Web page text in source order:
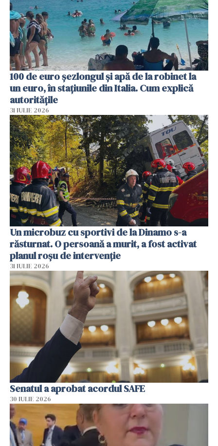
100 de euro șezlongul și apă de la robinet la
un euro, în stațiunile din Italia. Cum explică
autoritățile
31 IULIE 2026
Un microbuz cu sportivi de la Dinamo s-a
răsturnat. O persoană a murit, a fost activat
planul roșu de intervenție
31 IULIE 2026
Senatul a aprobat acordul SAFE
30 IULIE 2026